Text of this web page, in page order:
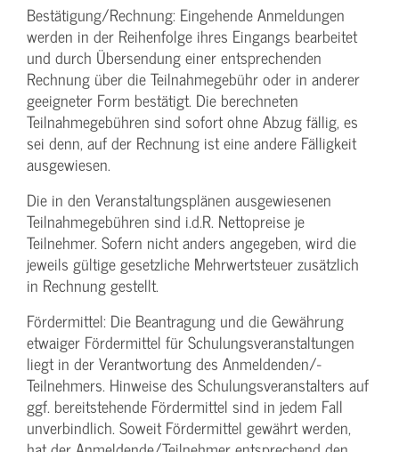
Bestätigung­/Rechnung: Eingehende Anmeldungen
werden in der Reihenfolge ihres Eingangs bearbeitet
und durch Übersendung einer entsprechenden
Rechnung über die Teilnahmegebühr oder in anderer
geeigneter Form bestätigt. Die berechneten
Teilnahmegebühren sind sofort ohne Abzug fällig, es
sei denn, auf der Rechnung ist eine andere Fälligkeit
ausgewiesen.
Die in den Veranstaltungsplänen ausgewiesenen
Teilnahmegebühren sind i.d.R. Nettopreise je
Teilnehmer. Sofern nicht anders angegeben, wird die
jeweils gültige gesetzliche Mehrwertsteuer zusätzlich
in Rechnung gestellt.
Fördermittel: Die Beantragung und die Gewährung
etwaiger Fördermittel für Schulungs­veranstaltungen
liegt in der Verantwortung des Anmeldenden/­
Teilnehmers. Hinweise des Schulungs­veranstalters auf
ggf. bereitstehende Fördermittel sind in jedem Fall
unverbindlich. Soweit Fördermittel gewährt werden,